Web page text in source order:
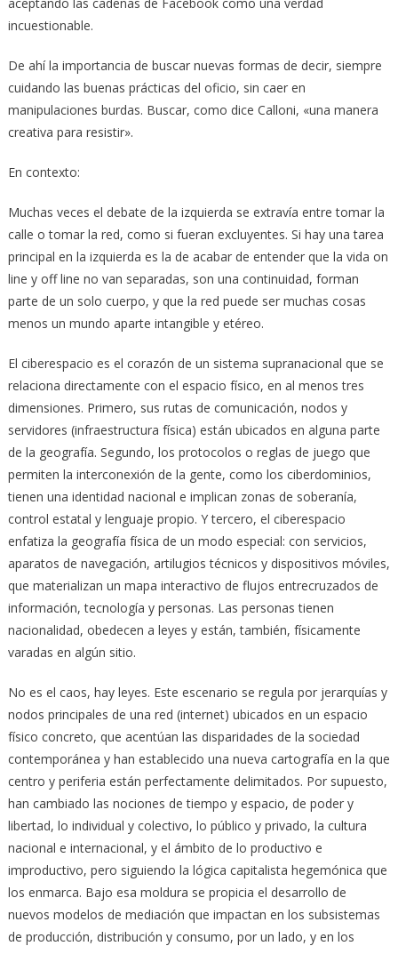
incuestionable.
De ahí la importancia de buscar nuevas formas de decir, siempre
cuidando las buenas prácticas del oficio, sin caer en
manipulaciones burdas. Buscar, como dice Calloni, «una manera
creativa para resistir».
En contexto:
Muchas veces el debate de la izquierda se extravía entre tomar la
calle o tomar la red, como si fueran excluyentes. Si hay una tarea
principal en la izquierda es la de acabar de entender que la vida on
line y off line no van separadas, son una continuidad, forman
parte de un solo cuerpo, y que la red puede ser muchas cosas
menos un mundo aparte intangible y etéreo.
El ciberespacio es el corazón de un sistema supranacional que se
relaciona directamente con el espacio físico, en al menos tres
dimensiones. Primero, sus rutas de comunicación, nodos y
servidores (infraestructura física) están ubicados en alguna parte
de la geografía. Segundo, los protocolos o reglas de juego que
permiten la interconexión de la gente, como los ciberdominios,
tienen una identidad nacional e implican zonas de soberanía,
control estatal y lenguaje propio. Y tercero, el ciberespacio
enfatiza la geografía física de un modo especial: con servicios,
aparatos de navegación, artilugios técnicos y dispositivos móviles,
que materializan un mapa interactivo de flujos entrecruzados de
información, tecnología y personas. Las personas tienen
nacionalidad, obedecen a leyes y están, también, físicamente
varadas en algún sitio.
No es el caos, hay leyes. Este escenario se regula por jerarquías y
nodos principales de una red (internet) ubicados en un espacio
físico concreto, que acentúan las disparidades de la sociedad
contemporánea y han establecido una nueva cartografía en la que
centro y periferia están perfectamente delimitados. Por supuesto,
han cambiado las nociones de tiempo y espacio, de poder y
libertad, lo individual y colectivo, lo público y privado, la cultura
nacional e internacional, y el ámbito de lo productivo e
improductivo, pero siguiendo la lógica capitalista hegemónica que
los enmarca. Bajo esa moldura se propicia el desarrollo de
nuevos modelos de mediación que impactan en los subsistemas
de producción, distribución y consumo, por un lado, y en los